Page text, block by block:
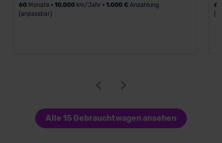
60Monate • 10.000km/Jahr • 1.000 €Anzahlung
(anpassbar)
60
Alle 15 Gebrauchtwagen ansehen